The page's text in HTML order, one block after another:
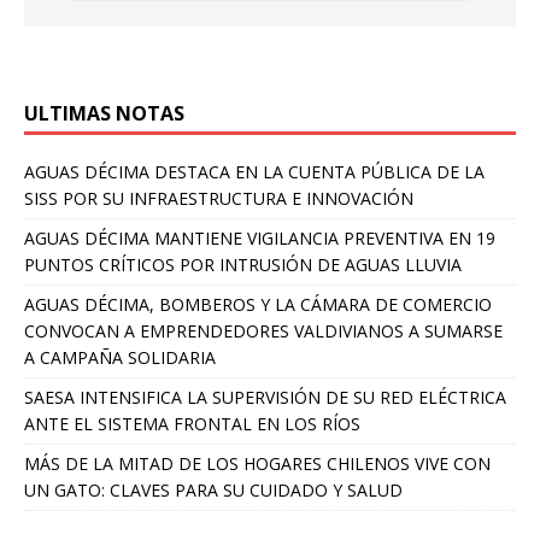
ULTIMAS NOTAS
AGUAS DÉCIMA DESTACA EN LA CUENTA PÚBLICA DE LA
SISS POR SU INFRAESTRUCTURA E INNOVACIÓN
AGUAS DÉCIMA MANTIENE VIGILANCIA PREVENTIVA EN 19
PUNTOS CRÍTICOS POR INTRUSIÓN DE AGUAS LLUVIA
AGUAS DÉCIMA, BOMBEROS Y LA CÁMARA DE COMERCIO
CONVOCAN A EMPRENDEDORES VALDIVIANOS A SUMARSE
A CAMPAÑA SOLIDARIA
SAESA INTENSIFICA LA SUPERVISIÓN DE SU RED ELÉCTRICA
ANTE EL SISTEMA FRONTAL EN LOS RÍOS
MÁS DE LA MITAD DE LOS HOGARES CHILENOS VIVE CON
UN GATO: CLAVES PARA SU CUIDADO Y SALUD